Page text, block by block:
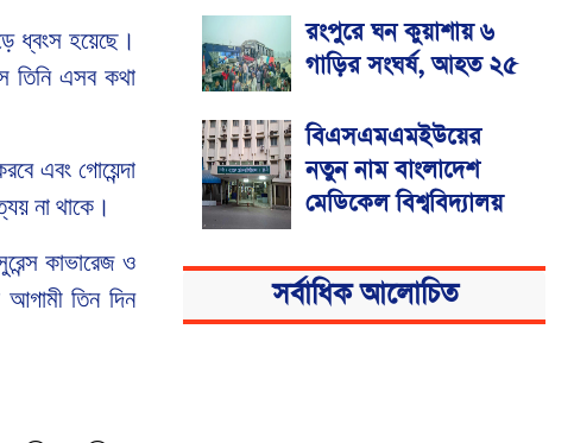
ধ্বংস হয়েছে।
তিনি এসব কথা
এবং গোয়েন্দা
না থাকে।
কাভারেজ ও
আগামী তিন দিন
রংপুরে ঘন কুয়াশায় ৬
গাড়ির সংঘর্ষ, আহত ২৫
বিএসএমএমইউয়ের
নতুন নাম বাংলাদেশ
মেডিকেল বিশ্ববিদ্যালয়
সর্বাধিক আলোচিত